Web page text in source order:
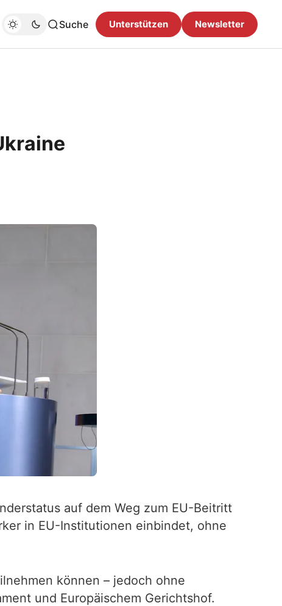
Suche Unterstützen Newsletter
auf dem Weg zum EU-Beitritt
in EU-Institutionen einbindet, ohne
können – jedoch ohne
und Europäischem Gerichtshof.